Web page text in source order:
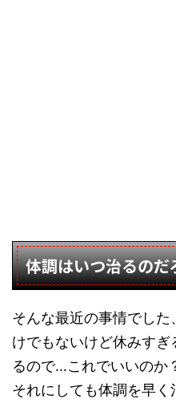
体調はいつ治るの
そんな最近の事情でし
けでもないけど休みす
るので…これでいいのか
それにしても体調を早